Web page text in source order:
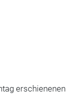
erschienenen